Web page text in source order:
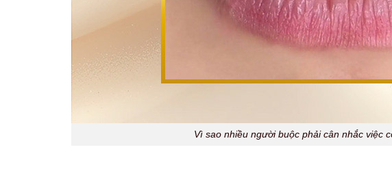
Vì sao nhiều người buộc phải cân nhắc việc